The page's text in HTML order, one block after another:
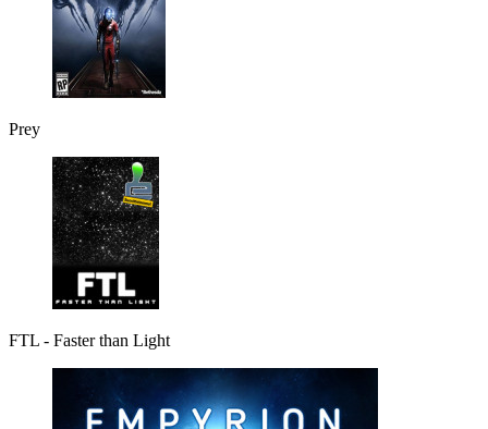
Prey
FTL - Faster than Light